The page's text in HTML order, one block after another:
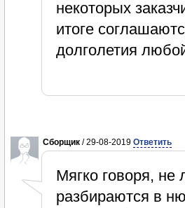
некоторых
итоге
долголетия
Сборщик / 29-08-2019 Ответить
Мягко говоря,
разбираются в